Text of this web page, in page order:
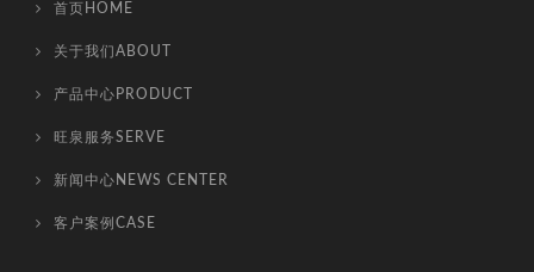
首页HOME
关于我们ABOUT
产品中心PRODUCT
旺泉服务SERVE
新闻中心NEWS CENTER
客户案例CASE